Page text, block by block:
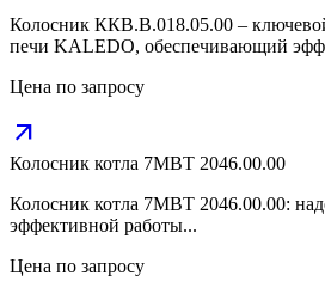
Колосник ККВ.В.018.05.00 –
печи KALEDO, обеспечивающий
Цена по запросу
arrow_outward
Колосник котла 7МВТ 2046.00.00
Колосник котла 7МВТ 2046.00.00:
эффективной работы...
Цена по запросу